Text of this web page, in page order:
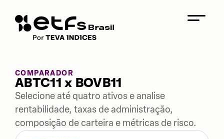
COMPARADOR
ABTC11 x BOVB11
Selecione até quatro ativos e analise
rentabilidade, taxas de administração,
composição de carteira e métricas de risco.